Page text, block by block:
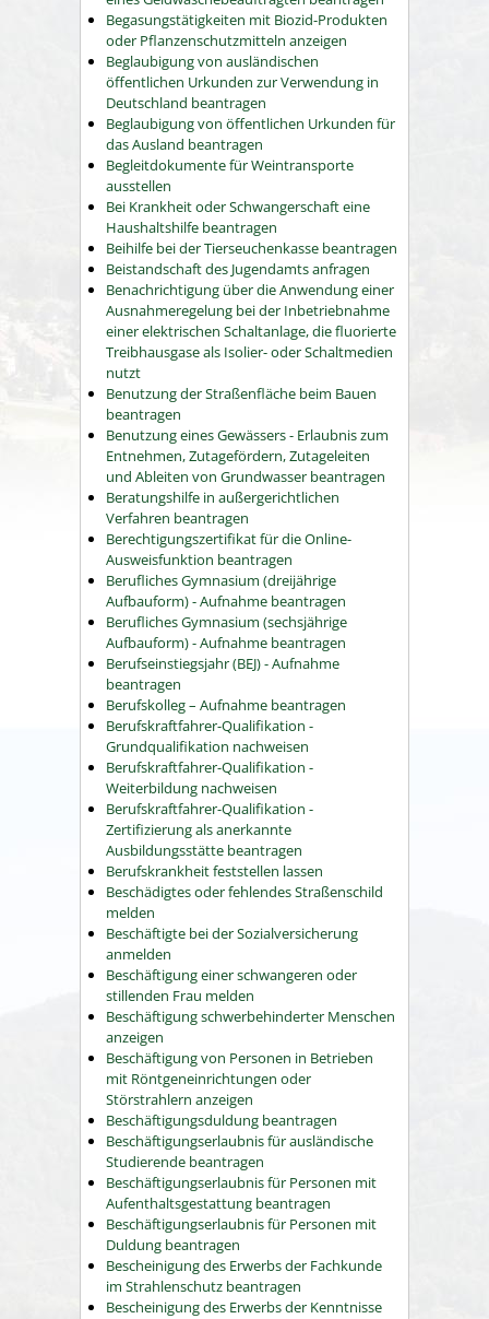
Begasungstätigkeiten mit Biozid-Produkten
oder Pflanzenschutzmitteln anzeigen
Beglaubigung von ausländischen
öffentlichen Urkunden zur Verwendung in
Deutschland beantragen
Beglaubigung von öffentlichen Urkunden für
das Ausland beantragen
Begleitdokumente für Weintransporte
ausstellen
Bei Krankheit oder Schwangerschaft eine
Haushaltshilfe beantragen
Beihilfe bei der Tierseuchenkasse beantragen
Beistandschaft des Jugendamts anfragen
Benachrichtigung über die Anwendung einer
Ausnahmeregelung bei der Inbetriebnahme
einer elektrischen Schaltanlage, die fluorierte
Treibhausgase als Isolier- oder Schaltmedien
nutzt
Benutzung der Straßenfläche beim Bauen
beantragen
Benutzung eines Gewässers - Erlaubnis zum
Entnehmen, Zutagefördern, Zutageleiten
und Ableiten von Grundwasser beantragen
Beratungshilfe in außergerichtlichen
Verfahren beantragen
Berechtigungszertifikat für die Online-
Ausweisfunktion beantragen
Berufliches Gymnasium (dreijährige
Aufbauform) - Aufnahme beantragen
Berufliches Gymnasium (sechsjährige
Aufbauform) - Aufnahme beantragen
Berufseinstiegsjahr (BEJ) - Aufnahme
beantragen
Berufskolleg – Aufnahme beantragen
Berufskraftfahrer-Qualifikation -
Grundqualifikation nachweisen
Berufskraftfahrer-Qualifikation -
Weiterbildung nachweisen
Berufskraftfahrer-Qualifikation -
Zertifizierung als anerkannte
Ausbildungsstätte beantragen
Berufskrankheit feststellen lassen
Beschädigtes oder fehlendes Straßenschild
melden
Beschäftigte bei der Sozialversicherung
anmelden
Beschäftigung einer schwangeren oder
stillenden Frau melden
Beschäftigung schwerbehinderter Menschen
anzeigen
Beschäftigung von Personen in Betrieben
mit Röntgeneinrichtungen oder
Störstrahlern anzeigen
Beschäftigungsduldung beantragen
Beschäftigungserlaubnis für ausländische
Studierende beantragen
Beschäftigungserlaubnis für Personen mit
Aufenthaltsgestattung beantragen
Beschäftigungserlaubnis für Personen mit
Duldung beantragen
Bescheinigung des Erwerbs der Fachkunde
im Strahlenschutz beantragen
Bescheinigung des Erwerbs der Kenntnisse